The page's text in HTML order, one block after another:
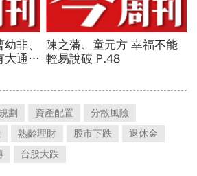
劃 資產配置
分散風險
熟齡理財 股市下跌
退休金
台股大跌